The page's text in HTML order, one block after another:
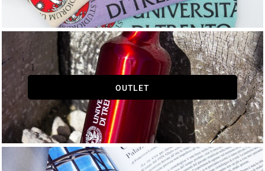
OUTLET